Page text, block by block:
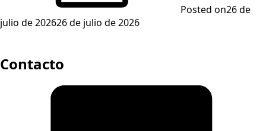
Posted on26 de
julio de 202626 de julio de 2026
Contacto